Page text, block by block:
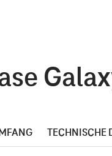
TECHNISCHE